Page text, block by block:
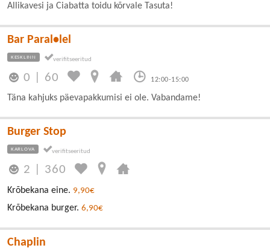
Allikavesi ja Ciabatta toidu kõrvale Tasuta!
Bar Paral•lel
KESKLINN
0 60 12:00-15:00
Täna kahjuks päevapakkumisi ei ole. Vabandame!
Burger Stop
KARLOVA
2 360
Krõbekana eine. 9,90€
Krõbekana burger. 6,90€
Chaplin